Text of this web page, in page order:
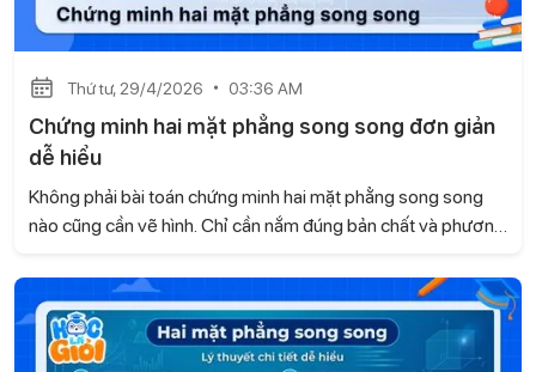
Thứ tư, 29/4/2026 03:36 AM
Chứng minh hai mặt phẳng song song đơn giản
dễ hiểu
Không phải bài toán chứng minh hai mặt phẳng song song
nào cũng cần vẽ hình. Chỉ cần nắm đúng bản chất và phương
tạp. Trong nội dung dưới đây, Gia sư Học là Giỏi sẽ giúp bạn
tiếp cận thông minh để biến dạng toán này trở nên dễ hiểu
và dễ ăn điểm.